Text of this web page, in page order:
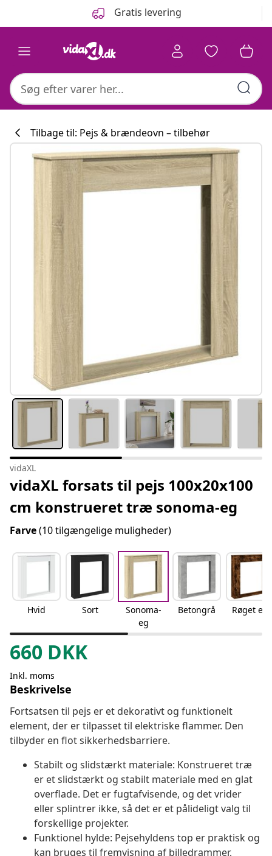
Gratis levering
#sharemevidaxl
Tilbage til: Pejs & brændeovn – tilbehør
vidaXL
vidaXL forsats til pejs 100x20x100
cm konstrueret træ sonoma-eg
Farve(10 tilgængelige muligheder)
Hvid Sort
Sonoma-
eg
Betongrå Røget eg
660 DKK
Inkl. moms
Beskrivelse
Fortsatsen til pejs er et dekorativt og funktionelt
element, der er tilpasset til elektriske flammer. Den
tilbyder en flot sikkerhedsbarriere.
Stabilt og slidstærkt materiale: Konstrueret træ
er et slidstærkt og stabilt materiale med en glat
overflade. Det er fugtafvisende, og det vrider
eller splintrer ikke, så det er et pålideligt valg til
forskellige projekter.
Funktionel hylde: Pejsehyldens top er praktisk og
kan bruges til fremvisning af billedrammer,